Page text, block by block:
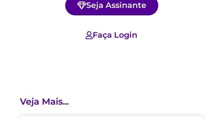
Seja Assinante
Faça Login
Veja Mais...